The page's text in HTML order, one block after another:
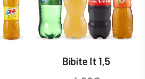
Bibite lt 1,5